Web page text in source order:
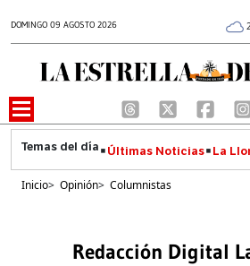
DOMINGO 09 AGOSTO 2026
Últimas Noticias La
Inicio> Opinión> Columnistas
Redacción Digital